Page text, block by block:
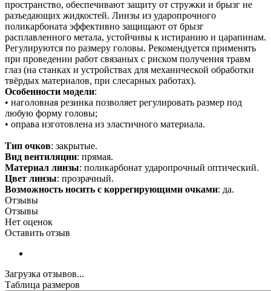
пространство, обеспечивают защиту от стружки и брызг не
разъедающих жидкостей. Линзы из ударопрочного
поликарбоната эффективно защищают от брызг
расплавленного метала, устойчивы к истиранию и царапинам.
Регулируются по размеру головы. Рекомендуется применять
при проведении работ связаных с риском получения травм
глаз (на станках и устройствах для механической обработки
твёрдых материалов, при слесарных работах).
Особенности модели:
• наголовная резинка позволяет регулировать размер под
любую форму головы;
• оправа изготовлена из эластичного материала.
Тип очков: закрытые.
Вид вентиляции: прямая.
Материал линзы: поликарбонат ударопрочный оптический.
Цвет линзы: прозрачный.
Возможность носить с коррегирующими очками: да.
Отзывы
Отзывы
Нет оценок
Оставить отзыв
Загрузка отзывов...
Таблица размеров